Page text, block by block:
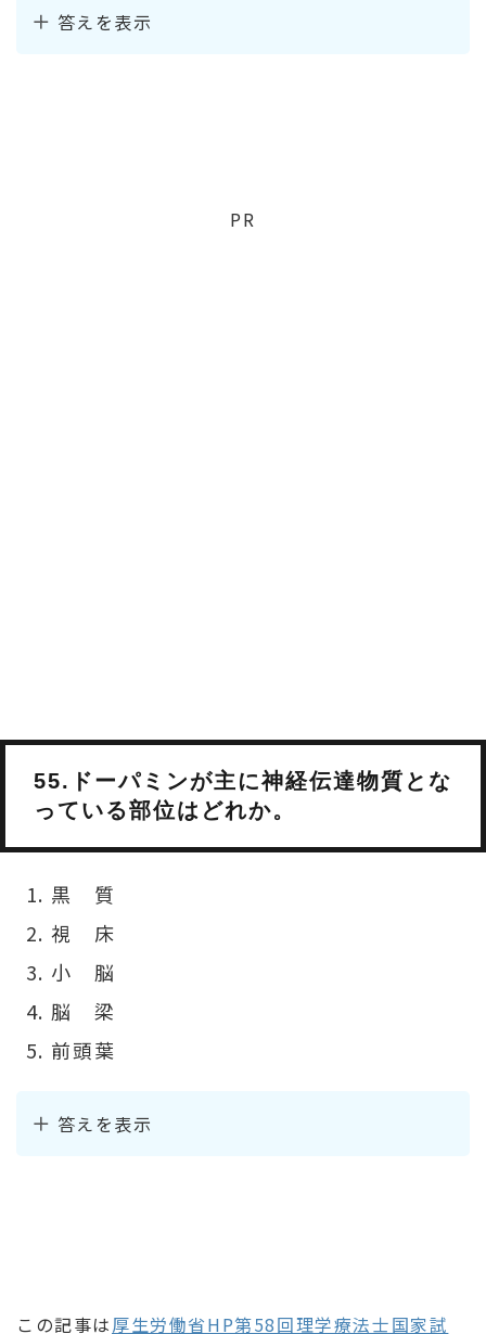
答えを表示
PR
55.ドーパミンが主に神経伝達物質とな
っている部位はどれか。
黒 質
視 床
小 脳
脳 梁
前頭葉
答えを表示
この記事は厚生労働省HP第58回理学療法士国家試